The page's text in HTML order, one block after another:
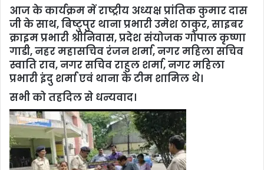
आज के कार्यक्रम में राष्ट्रीय अध्यक्ष प्रांतिक कुमार दास
जी के साथ, बिष्टुपुर थाना प्रभारी उमेश ठाकुर, साइबर
क्राइम प्रभारी श्रीनिवास, प्रदेश संयोजक गोपाल कृष्णा
गाडी, नहर महासचिव रंजन शर्मा, नगर महिला सचिव
स्वाति राव, नगर सचिव राहुल शर्मा, नगर महिला
प्रभारी इंदु शर्मा एवं थाना के टीम शामिल थे।
सभी को तहदिल से धन्यवाद।